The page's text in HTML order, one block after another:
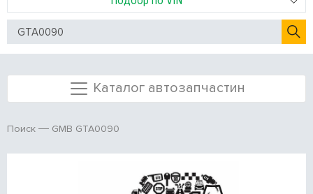
Каталог автозапчастин
Поиск GMB GTA0090